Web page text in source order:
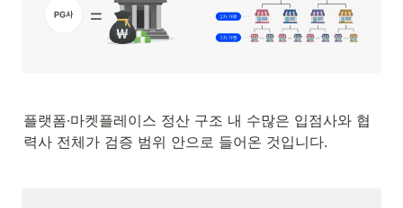
플랫폼·마켓플레이스 정산 구조 내 수많은 입점사와 협
력사 전체가 검증 범위 안으로 들어온 것입니다.